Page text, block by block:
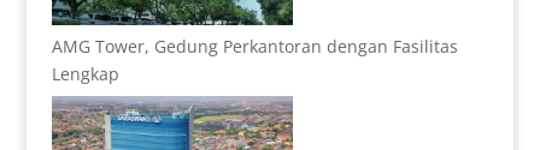
AMG Tower, Gedung Perkantoran dengan Fasilitas
Lengkap